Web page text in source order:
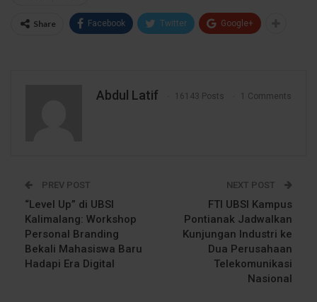
Share Facebook Twitter Google+
Abdul Latif 16143 Posts 1 Comments
PREV POST
“Level Up” di UBSI
Kalimalang: Workshop
Personal Branding
Bekali Mahasiswa Baru
Hadapi Era Digital
NEXT POST
FTI UBSI Kampus
Pontianak Jadwalkan
Kunjungan Industri ke
Dua Perusahaan
Telekomunikasi
Nasional